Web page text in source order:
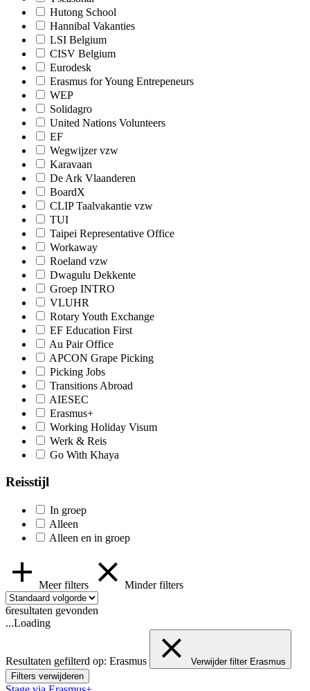
Hutong School
Hannibal Vakanties
LSI Belgium
CISV Belgium
Eurodesk
Erasmus for Young Entrepeneurs
WEP
Solidagro
United Nations Volunteers
EF
Wegwijzer vzw
Karavaan
De Ark Vlaanderen
BoardX
CLIP Taalvakantie vzw
TUI
Taipei Representative Office
Workaway
Roeland vzw
Dwagulu Dekkente
Groep INTRO
VLUHR
Rotary Youth Exchange
EF Education First
Au Pair Office
APCON Grape Picking
Picking Jobs
Transitions Abroad
AIESEC
Erasmus+
Working Holiday Visum
Werk & Reis
Go With Khaya
Reisstijl
In groep
Alleen
Alleen en in groep
Meer filters Minder filters
6resultaten gevonden
...Loading
Resultaten gefilterd op: Erasmus
Verwijder filter Erasmus
Filters verwijderen